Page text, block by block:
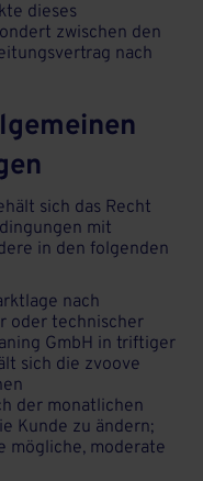
dieses
zwischen den
nach
sich das Recht
mit
in den folgenden
nach
oder technischer
GmbH in triftiger
sich die zvoove
der monatlichen
Kunde zu ändern;
mögliche, moderate